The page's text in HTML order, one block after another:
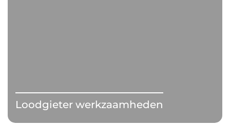
Loodgieter werkzaamheden